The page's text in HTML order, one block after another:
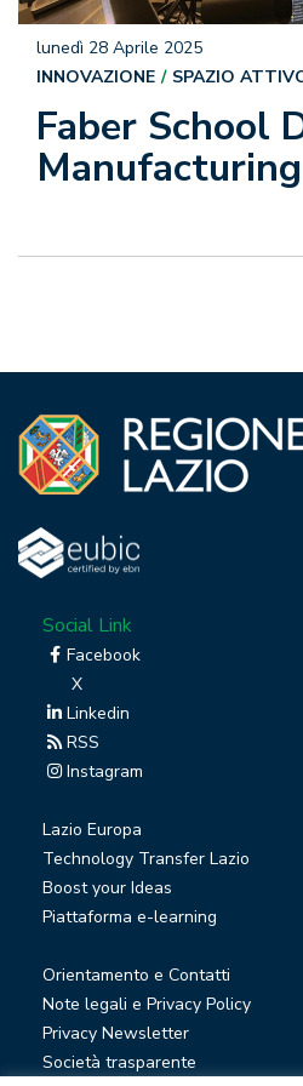
Faber School
lunedì 28 Aprile 2025
INNOVAZIONE
SPAZIO
Social Link
Facebook
X
Linkedin
RSS
Instagram
Lazio Europa
Technology Transfer Lazio
Boost your Ideas
Piattaforma e-learning
Orientamento e Contatti
Note legali e Privacy Policy
Privacy Newsletter
Società trasparente